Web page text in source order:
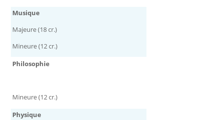
Musique
Majeure (18 cr.)
Mineure (12 cr.)
Philosophie
Mineure (12 cr.)
Physique